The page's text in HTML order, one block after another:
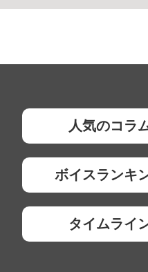
人気のコラ
ボイスランキ
タイムライ